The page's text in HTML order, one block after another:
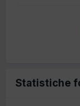
Statistiche